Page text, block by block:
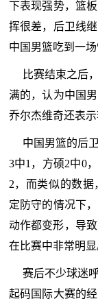
下表现强势，篮
挥很差，后卫线
中国男篮吃到一场
比赛结束之后
满的，认为中国
乔尔杰维奇还表
中国男篮的后
3中1，方硕2中0
2，而类似的数
定防守的情况下
动作都变形，导
在比赛中非常明显
赛后不少球迷
起码国际大赛的